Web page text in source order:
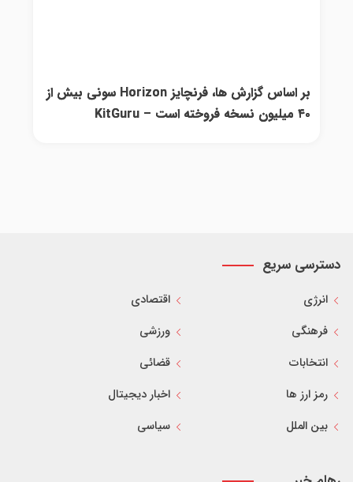
بر اساس گزارش ها، فرنچایز Horizon سونی بیش از
۴۰ میلیون نسخه فروخته است – KitGuru
دسترسی سریع
انرژی
اقتصادی
فرهنگی
ورزشی
انتخابات
قضائی
رمز ارز ها
اخبار دیجیتال
بین الملل
سیاسی